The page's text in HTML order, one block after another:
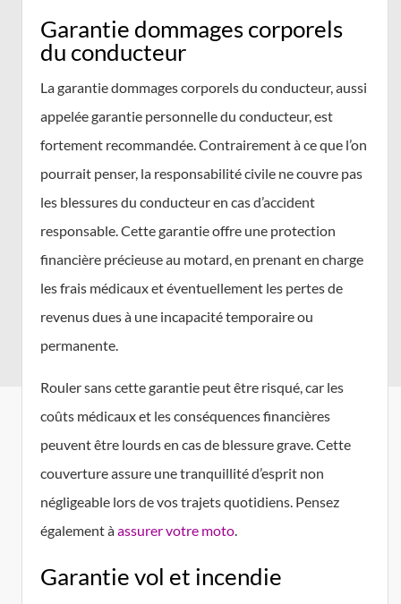
Garantie dommages corporels
du conducteur
La garantie dommages corporels du conducteur, aussi
appelée garantie personnelle du conducteur, est
fortement recommandée. Contrairement à ce que l’on
pourrait penser, la responsabilité civile ne couvre pas
les blessures du conducteur en cas d’accident
responsable. Cette garantie offre une protection
financière précieuse au motard, en prenant en charge
les frais médicaux et éventuellement les pertes de
revenus dues à une incapacité temporaire ou
permanente.
Rouler sans cette garantie peut être risqué, car les
coûts médicaux et les conséquences financières
peuvent être lourds en cas de blessure grave. Cette
couverture assure une tranquillité d’esprit non
négligeable lors de vos trajets quotidiens. Pensez
également àassurer votre moto.
Garantie vol et incendie